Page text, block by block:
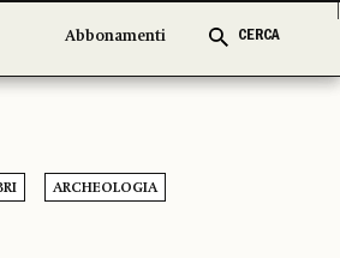
Abbonamenti CERCA
Abbonamenti CERCA
ARCHEOLOGIA